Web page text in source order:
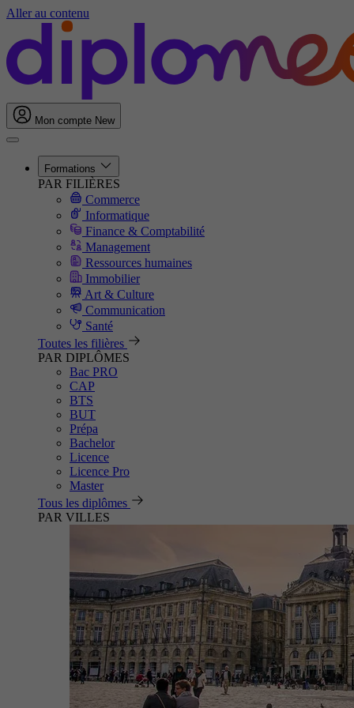
Aller au contenu
Mon compte New
Formations
PAR FILIÈRES
Commerce
Informatique
Finance & Comptabilité
Management
Ressources humaines
Immobilier
Art & Culture
Communication
Santé
Toutes les filières
PAR DIPLÔMES
Bac PRO
CAP
BTS
BUT
Prépa
Bachelor
Licence
Licence Pro
Master
Tous les diplômes
PAR VILLES